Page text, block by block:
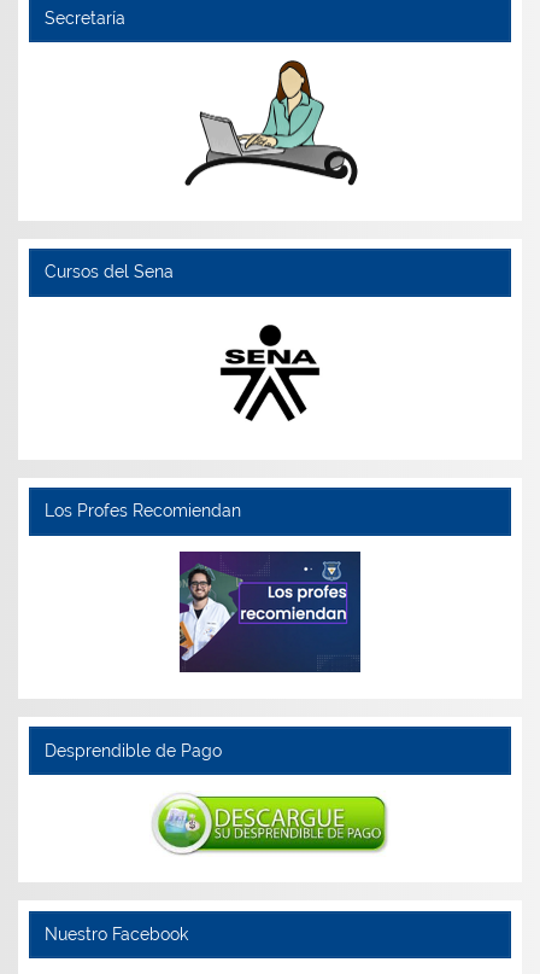
Secretaría
Cursos del Sena
Los Profes Recomiendan
Desprendible de Pago
Nuestro Facebook